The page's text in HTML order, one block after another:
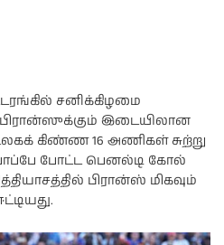
சனிக்கிழமை
இடையிலான
கிண்ண 16 அணிகள் சுற்று
போட்ட பெனல்டி கோல்
பிரான்ஸ் மிகவும்